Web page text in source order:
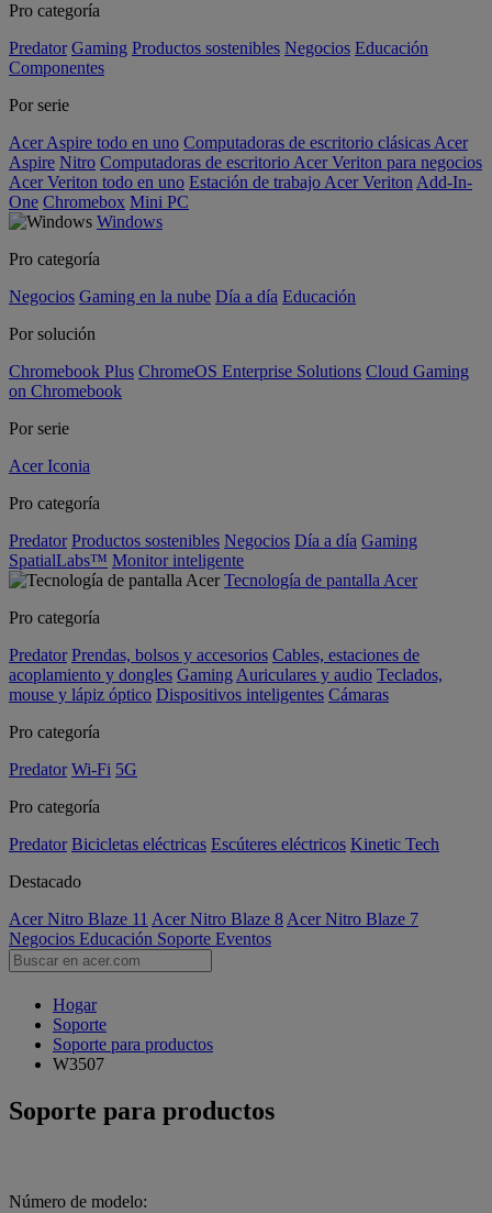
Pro categoría
Predator Gaming Productos sostenibles Negocios Educación
Componentes
Por serie
Acer Aspire todo en uno Computadoras de escritorio clásicas Acer
Aspire Nitro Computadoras de escritorio Acer Veriton para negocios
Acer Veriton todo en uno Estación de trabajo Acer Veriton Add-In-
One Chromebox Mini PC
Windows
Pro categoría
Negocios Gaming en la nube Día a día Educación
Por solución
Chromebook Plus ChromeOS Enterprise Solutions Cloud Gaming
on Chromebook
Por serie
Acer Iconia
Pro categoría
Predator Productos sostenibles Negocios Día a día Gaming
SpatialLabs™ Monitor inteligente
Tecnología de pantalla Acer
Pro categoría
Predator Prendas, bolsos y accesorios Cables, estaciones de
acoplamiento y dongles Gaming Auriculares y audio Teclados,
mouse y lápiz óptico Dispositivos inteligentes Cámaras
Pro categoría
Predator Wi-Fi 5G
Pro categoría
Predator Bicicletas eléctricas Escúteres eléctricos Kinetic Tech
Destacado
Acer Nitro Blaze 11 Acer Nitro Blaze 8 Acer Nitro Blaze 7
Negocios Educación Soporte Eventos
Hogar
Soporte
Soporte para productos
W3507
Soporte para productos
Número de modelo: